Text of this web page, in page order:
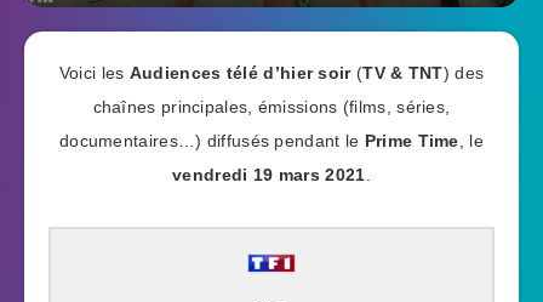
Voici les Audiences télé d’hier soir (TV & TNT) des
chaînes principales, émissions (films, séries,
documentaires…) diffusés pendant le Prime Time , le
vendredi 19 mars 2021